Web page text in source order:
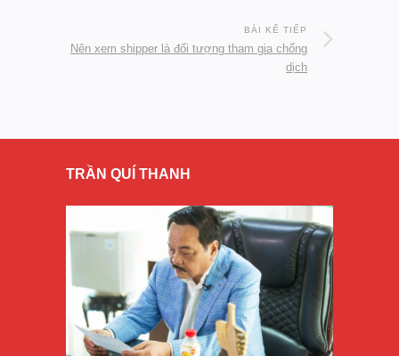
BÀI KẾ TIẾP
Nên xem shipper là đối tượng tham gia chống
dịch
TRẦN QUÍ THANH